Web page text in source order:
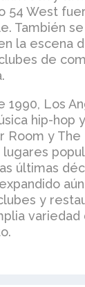
54 West
También
la escena
de
1990, Los
hip-hop
Room y
últimas
y